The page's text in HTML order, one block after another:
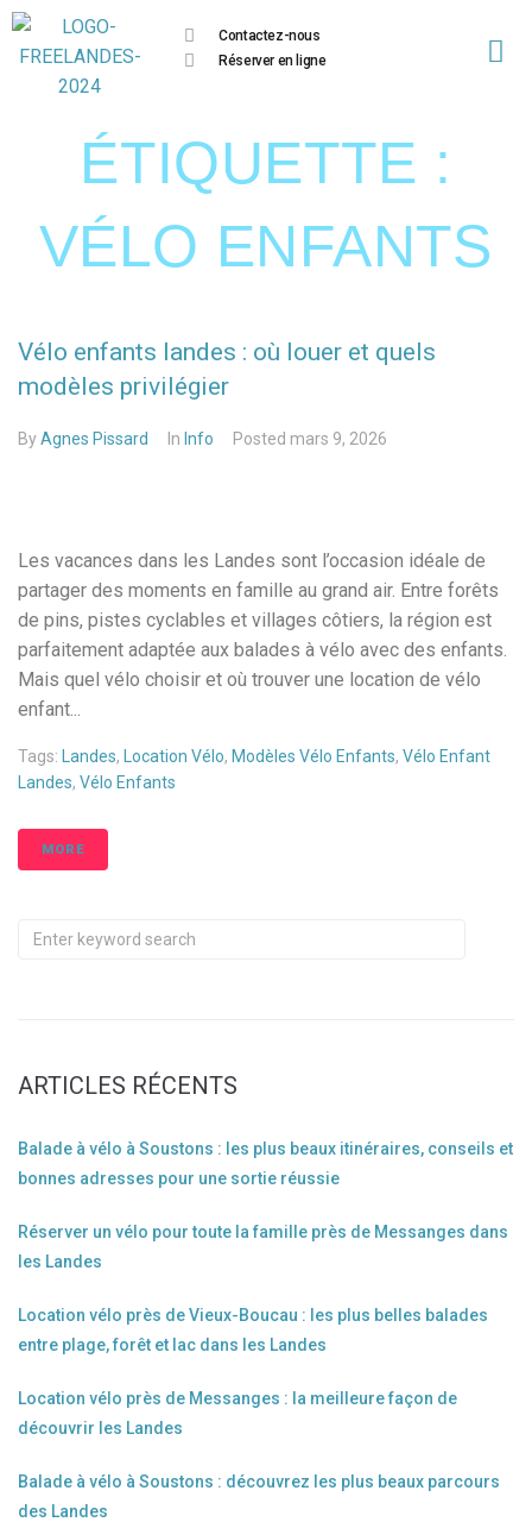
Contactez-nous
Réserver en ligne
ÉTIQUETTE :
VÉLO ENFANTS
Vélo enfants landes : où louer et quels
modèles privilégier
ByAgnes Pissard In Info Posted mars 9, 2026
Les vacances dans les Landes sont l’occasion idéale de
partager des moments en famille au grand air. Entre forêts
de pins, pistes cyclables et villages côtiers, la région est
parfaitement adaptée aux balades à vélo avec des enfants.
Mais quel vélo choisir et où trouver une location de vélo
enfant...
Tags: Landes, Location Vélo, Modèles Vélo Enfants, Vélo Enfant
Landes, Vélo Enfants
MORE
ARTICLES RÉCENTS
Balade à vélo à Soustons : les plus beaux itinéraires, conseils et
bonnes adresses pour une sortie réussie
Réserver un vélo pour toute la famille près de Messanges dans
les Landes
Location vélo près de Vieux-Boucau : les plus belles balades
entre plage, forêt et lac dans les Landes
Location vélo près de Messanges : la meilleure façon de
découvrir les Landes
Balade à vélo à Soustons : découvrez les plus beaux parcours
des Landes